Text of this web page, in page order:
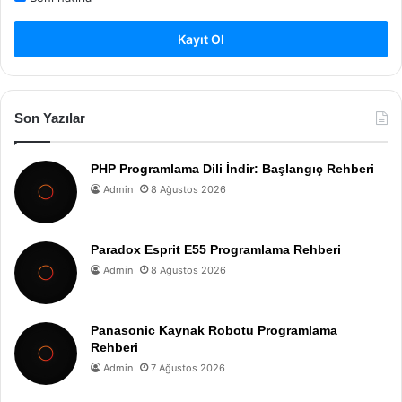
Kayıt Ol
Son Yazılar
PHP Programlama Dili İndir: Başlangıç Rehberi
Admin 8 Ağustos 2026
Paradox Esprit E55 Programlama Rehberi
Admin 8 Ağustos 2026
Panasonic Kaynak Robotu Programlama
Rehberi
Admin 7 Ağustos 2026